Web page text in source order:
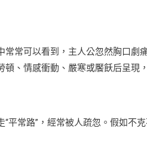
常可以看到，主人公忽然胸口劇
、情感衝動、嚴寒或饜飫后呈現
常路”，經常被人疏忽。假如不